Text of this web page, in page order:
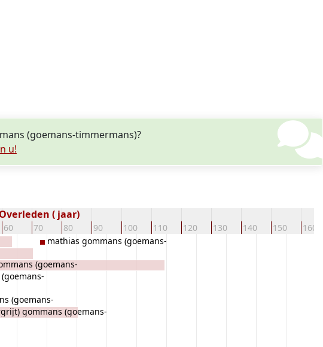
(goemans-timmermans)?
u!
60 70 80 90 100 110 120 130 140 150 160
Overleden ( jaar)
(goemans-
gommans (goemans-
(goemans-
mathias gommans (goemans-